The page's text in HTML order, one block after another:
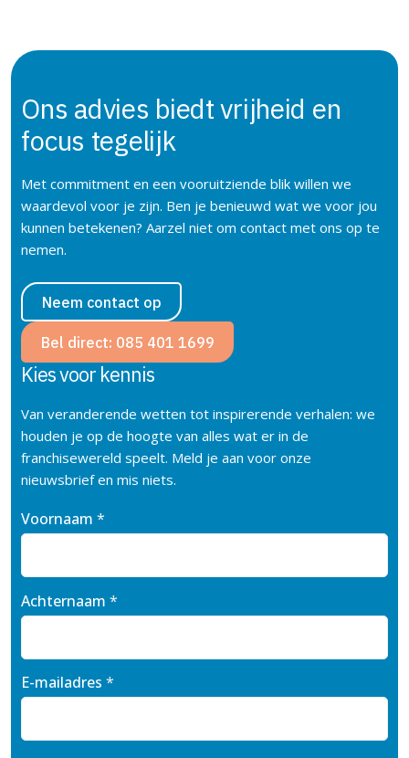
Ons advies biedt vrijheid en
focus tegelijk
Met commitment en een vooruitziende blik willen we
waardevol voor je zijn. Ben je benieuwd wat we voor jou
kunnen betekenen? Aarzel niet om contact met ons op te
nemen.
Neem contact op
Bel direct: 085 401 1699
Kies voor kennis
Van veranderende wetten tot inspirerende verhalen: we
houden je op de hoogte van alles wat er in de
franchisewereld speelt. Meld je aan voor onze
nieuwsbrief en mis niets.
Voornaam *
Achternaam *
E-mailadres *